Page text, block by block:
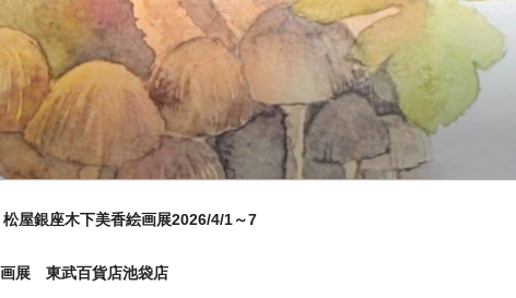
松屋銀座木下美香絵画展2026/4/1～7
展 東武百貨店池袋店